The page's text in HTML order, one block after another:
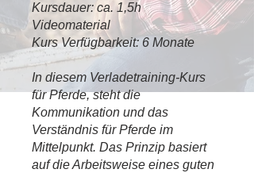
Kursdauer: ca. 1,5h
Videomaterial
Kurs Verfügbarkeit: 6 Monate
In diesem Verladetraining-Kurs
für Pferde, steht die
Kommunikation und das
Verständnis für Pferde im
Mittelpunkt. Das Prinzip basiert
auf die Arbeitsweise eines guten